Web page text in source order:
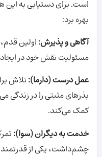
است. برای دستیابی به این
بهره برد:
آگاهی و پذیرش:اولین
مسئولیت نقش خود در
عمل درست (دارما):تلاش
بذرهای مثبتی را در زندگی
کمک می‌کند.
خدمت به دیگران (سوا):
چشم‌داشت، یکی از